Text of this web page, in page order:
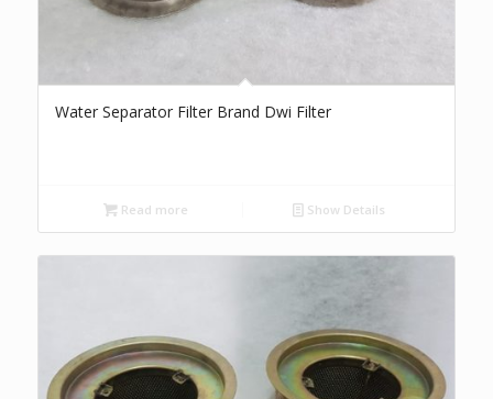
Water Separator Filter Brand Dwi Filter
Read more Show Details